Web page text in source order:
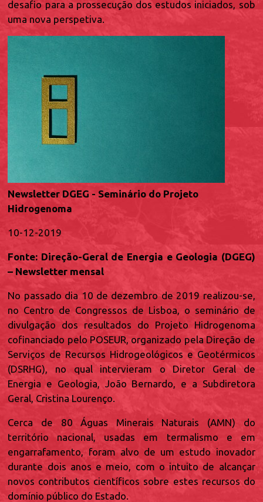
desafio para a prossecução dos estudos iniciados, sob
uma nova perspetiva.
Newsletter DGEG - Seminário do Projeto
Hidrogenoma
10-12-2019
Fonte: Direção-Geral de Energia e Geologia (DGEG)
– Newsletter mensal
No passado dia 10 de dezembro de 2019 realizou-se,
no Centro de Congressos de Lisboa, o seminário de
divulgação dos resultados do Projeto Hidrogenoma
cofinanciado pelo POSEUR, organizado pela Direção de
Serviços de Recursos Hidrogeológicos e Geotérmicos
(DSRHG), no qual intervieram o Diretor Geral de
Energia e Geologia, João Bernardo, e a Subdiretora
Geral, Cristina Lourenço.
Cerca de 80 Águas Minerais Naturais (AMN) do
território nacional, usadas em termalismo e em
engarrafamento, foram alvo de um estudo inovador
durante dois anos e meio, com o intuito de alcançar
novos contributos científicos sobre estes recursos do
domínio público do Estado.